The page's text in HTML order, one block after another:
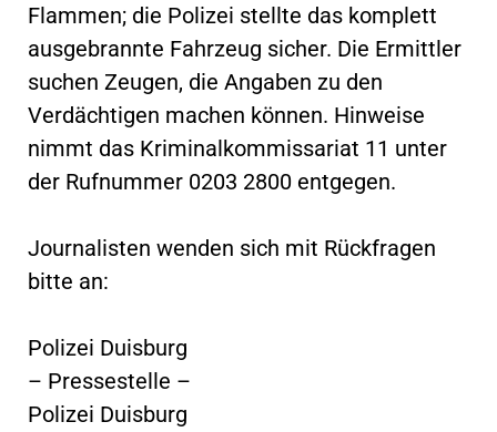
Flammen; die Polizei stellte das komplett
ausgebrannte Fahrzeug sicher. Die Ermittler
suchen Zeugen, die Angaben zu den
Verdächtigen machen können. Hinweise
nimmt das Kriminalkommissariat 11 unter
der Rufnummer 0203 2800 entgegen.
Journalisten wenden sich mit Rückfragen
bitte an:
Polizei Duisburg
– Pressestelle –
Polizei Duisburg